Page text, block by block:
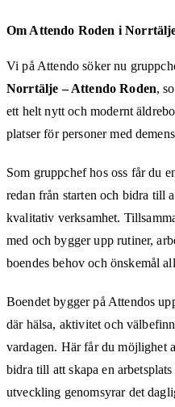
Om Attendo Roden i
Vi på Attendo söker nu
Norrtälje – Attendo Roden,
ett helt nytt och modernt
platser för personer med
Som gruppchef hos oss får du
redan från starten och bidra till
kvalitativ verksamhet.
med och bygger upp rutiner,
boendes behov och önskemål
Boendet bygger på Attendos
där hälsa, aktivitet och
vardagen. Här får du möjlighet
bidra till att skapa en
utveckling genomsyrar det